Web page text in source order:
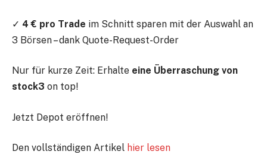
✓ 4 € pro Trade im Schnitt sparen mit der Auswahl an
3 Börsen – dank Quote-Request-Order
Nur für kurze Zeit: Erhalte eine Überraschung von
stock3 on top!
Jetzt Depot eröffnen!
Den vollständigen Artikel hier lesen